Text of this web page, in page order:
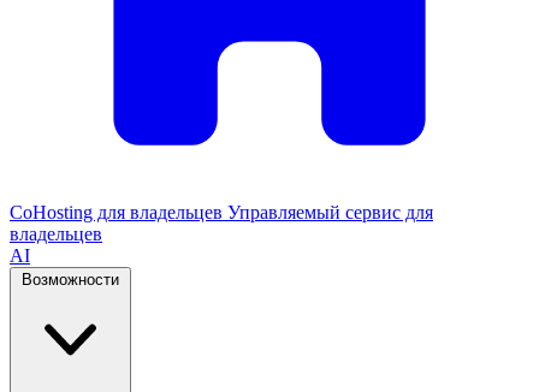
CoHosting для владельцев Управляемый сервис для
владельцев
AI